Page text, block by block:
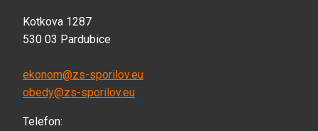
Kotkova 1287
530 03 Pardubice
ekonom@zs-sporilov.eu
obedy@zs-sporilov.eu
Telefon: